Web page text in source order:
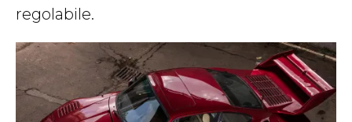
regolabile.